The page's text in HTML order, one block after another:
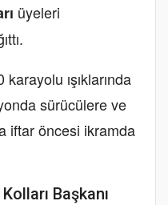
üyeleri
ışıklarında
sürücülere ve
iftar öncesi ikramda
Başkanı